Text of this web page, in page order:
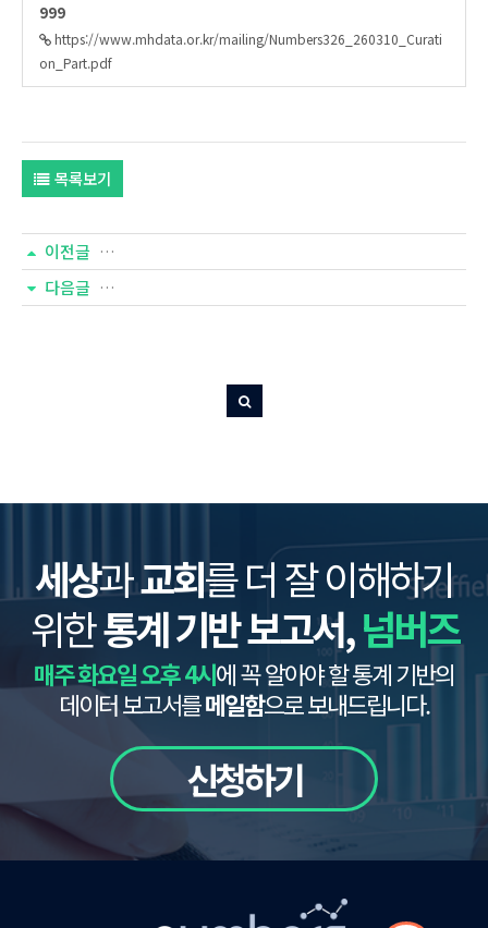
999
https://www.mhdata.or.kr/mailing/Numbers326_260310_Curati
on_Part.pdf
목록보기
이전글 [넘버즈] 327호 언론 보도 기사 큐레이션
다음글 [넘버즈] 325호 언론 보도 기사 큐레이션
세상과교회를 더 잘 이해하기
위한통계 기반 보고서,넘버즈
매주 화요일 오후 4시에 꼭 알아야 할 통계 기반의
데이터 보고서를메일함으로 보내드립니다.
신청하기